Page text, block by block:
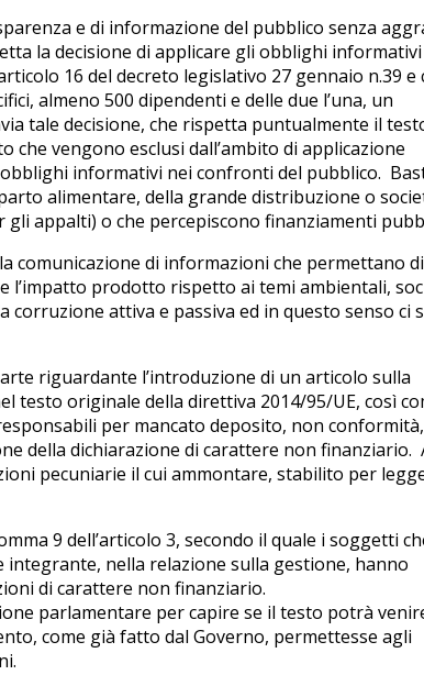
e di informazione del pubblico senza
la decisione di applicare gli obblighi informativi
16 del decreto legislativo 27 gennaio n.39 e
almeno 500 dipendenti e delle due l’una, un
tale decisione, che rispetta puntualmente il
vengono esclusi dall’ambito di applicazione
informativi nei confronti del pubblico.
alimentare, della grande distribuzione o
appalti) o che percepiscono finanziamenti
comunicazione di informazioni che permettano di
l’impatto prodotto rispetto ai temi ambientali,
attiva e passiva ed in questo senso ci
riguardante l’introduzione di un articolo sulla
testo originale della direttiva 2014/95/UE, così
per mancato deposito, non
della dichiarazione di carattere non finanziario.
pecuniarie il cui ammontare, stabilito per
9 dell’articolo 3, secondo il quale i soggetti
nella relazione sulla gestione, hanno
di carattere non finanziario.
parlamentare per capire se il testo potrà
come già fatto dal Governo, permettesse agli